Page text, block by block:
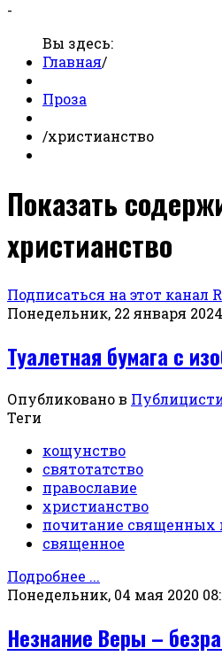
-
Вы здесь:
Главная/
Проза
/христианство
Показать
христианство
Подписаться на этот канал
Понедельник, 22 января 2024
Туалетная бумага с
Опубликовано в
Теги
кощунство
святотатство
православие
христианство
почитание священных
священное
Подробнее ...
Понедельник, 04 мая 2020
Незнание Веры –